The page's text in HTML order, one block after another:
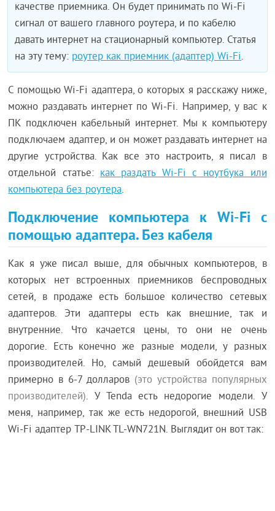
качестве приемника. Он будет принимать по Wi-Fi
сигнал от вашего главного роутера, и по кабелю
давать интернет на стационарный компьютер. Статья
на эту тему: роутер как приемник (адаптер) Wi-Fi.
С помощью Wi-Fi адаптера, о которых я расскажу ниже,
можно раздавать интернет по Wi-Fi. Например, у вас к
ПК подключен кабельный интернет. Мы к компьютеру
подключаем адаптер, и он может раздавать интернет на
другие устройства. Как все это настроить, я писал в
отдельной статье:как раздать Wi-Fi с ноутбука или
компьютера без роутера.
Подключение компьютера к Wi-Fi с
помощью адаптера. Без кабеля
Как я уже писал выше, для обычных компьютеров, в
которых нет встроенных приемников беспроводных
сетей, в продаже есть большое количество сетевых
адаптеров. Эти адаптеры есть как внешние, так и
внутренние. Что качается цены, то они не очень
дорогие. Есть конечно же разные модели, у разных
производителей. Но, самый дешевый обойдется вам
примерно в 6-7 долларов (это устройства популярных
производителей). У Tenda есть недорогие модели. У
меня, например, так же есть недорогой, внешний USB
Wi-Fi адаптер TP-LINK TL-WN721N. Выглядит он вот так: